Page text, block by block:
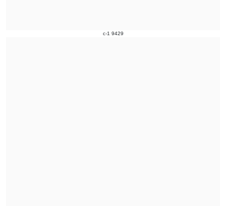
c-1 9429